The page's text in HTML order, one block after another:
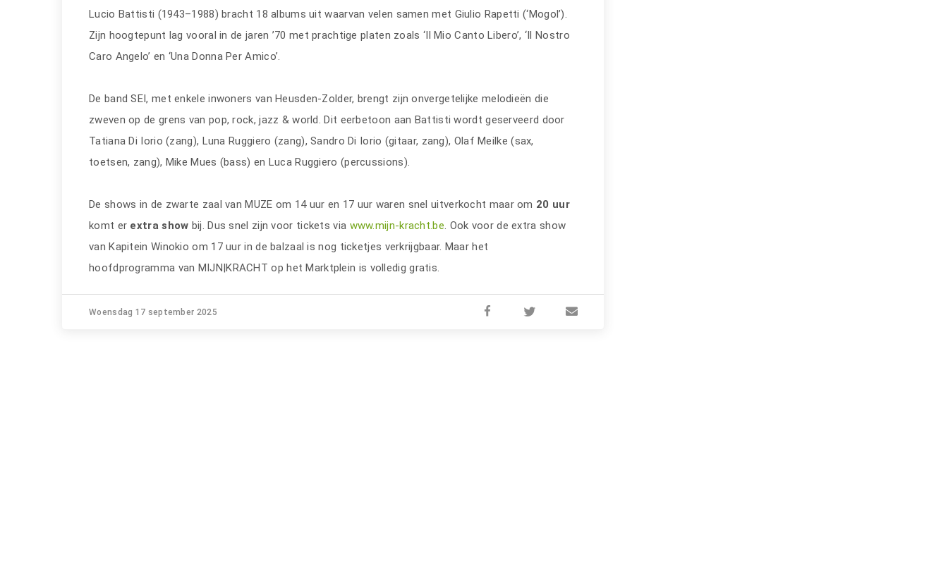
Lucio Battisti (1943–1988) bracht 18 albums uit waarvan velen samen met Giulio Rapetti (‘Mogol’).
Zijn hoogtepunt lag vooral in de jaren ’70 met prachtige platen zoals ‘Il Mio Canto Libero’, ‘Il Nostro
Caro Angelo’ en ‘Una Donna Per Amico’.
De band SEI, met enkele inwoners van Heusden-Zolder, brengt zijn onvergetelijke melodieën die
zweven op de grens van pop, rock, jazz & world. Dit eerbetoon aan Battisti wordt geserveerd door
Tatiana Di Iorio (zang), Luna Ruggiero (zang), Sandro Di Iorio (gitaar, zang), Olaf Meilke (sax,
toetsen, zang), Mike Mues (bass) en Luca Ruggiero (percussions).
De shows in de zwarte zaal van MUZE om 14 uur en 17 uur waren snel uitverkocht maar om 20 uur
komt er extra show bij. Dus snel zijn voor tickets via www.mijn-kracht.be. Ook voor de extra show
van Kapitein Winokio om 17 uur in de balzaal is nog ticketjes verkrijgbaar. Maar het
hoofdprogramma van MIJN|KRACHT op het Marktplein is volledig gratis.
Woensdag 17 september 2025